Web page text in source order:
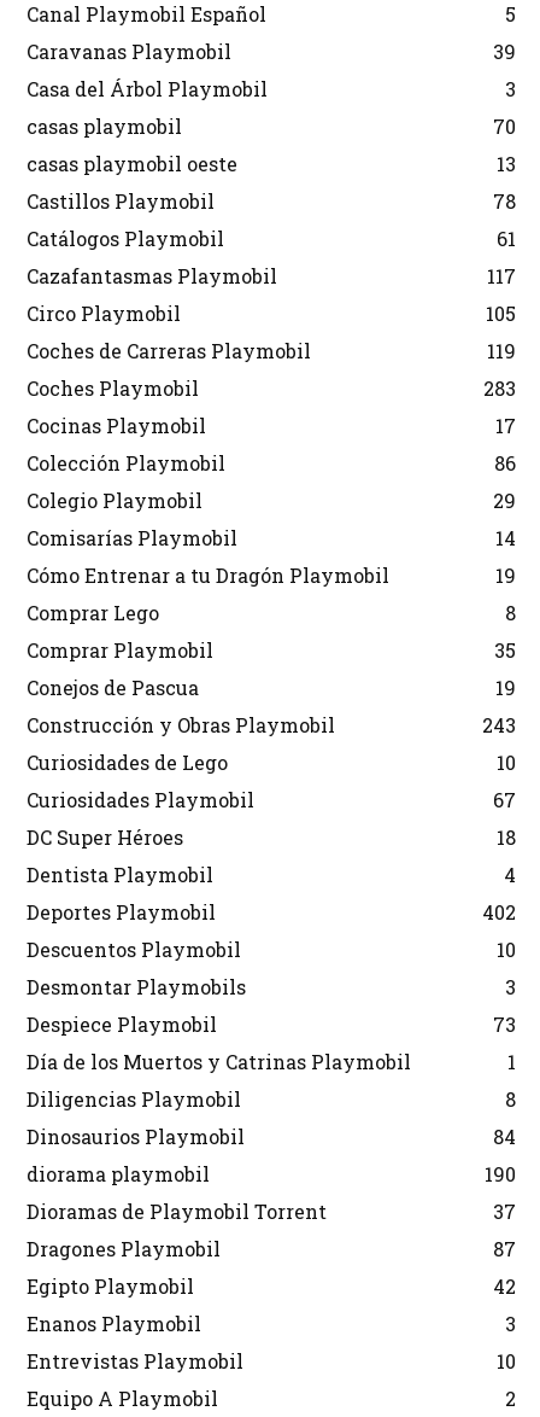
Canal Playmobil Español
5
Caravanas Playmobil
39
Casa del Árbol Playmobil
3
casas playmobil
70
casas playmobil oeste
13
Castillos Playmobil
78
Catálogos Playmobil
61
Cazafantasmas Playmobil
117
Circo Playmobil
105
Coches de Carreras Playmobil
119
Coches Playmobil
283
Cocinas Playmobil
17
Colección Playmobil
86
Colegio Playmobil
29
Comisarías Playmobil
14
Cómo Entrenar a tu Dragón Playmobil
19
Comprar Lego
8
Comprar Playmobil
35
Conejos de Pascua
19
Construcción y Obras Playmobil
243
Curiosidades de Lego
10
Curiosidades Playmobil
67
DC Super Héroes
18
Dentista Playmobil
4
Deportes Playmobil
402
Descuentos Playmobil
10
Desmontar Playmobils
3
Despiece Playmobil
73
Día de los Muertos y Catrinas Playmobil
1
Diligencias Playmobil
8
Dinosaurios Playmobil
84
diorama playmobil
190
Dioramas de Playmobil Torrent
37
Dragones Playmobil
87
Egipto Playmobil
42
Enanos Playmobil
3
Entrevistas Playmobil
10
Equipo A Playmobil
2